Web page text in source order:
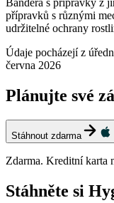
přípravků s různými
udržitelné ochrany
Údaje pocházejí z
června 2026
Plánujte své
Stáhnout zdarma
Zdarma. Kreditní karta
Stáhněte si